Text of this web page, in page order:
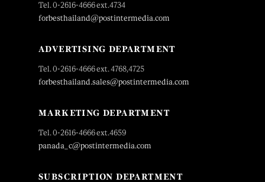
Tel. 0-2616-4666 ext.4734
forbesthailand@postintermedia.com
ADVERTISING DEPARTMENT
Tel. 0-2616-4666 ext. 4768,4725
forbesthailand.sales@postintermedia.com
MARKETING DEPARTMENT
Tel. 0-2616-4666 ext.4659
panada_c@postintermedia.com
SUBSCRIPTION DEPARTMENT